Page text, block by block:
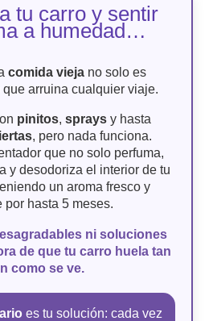
tu carro y sentir
a humedad…
comida vieja no solo es
que arruina cualquier viaje.
pinitos, spraysy hasta
, pero nada funciona.
que no solo perfuma,
y desodoriza el interior de tu
un aroma fresco y
por hasta 5 meses.
ni soluciones
de que tu carro huela tan
como se ve.
es tu solución: cada vez